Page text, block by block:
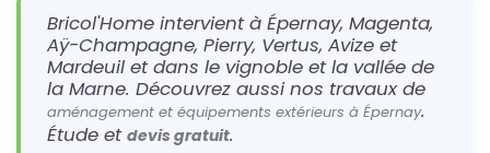
Bricol'Home intervient à Épernay, Magenta,
Aÿ-Champagne, Pierry, Vertus, Avize et
Mardeuil et dans le vignoble et la vallée de
la Marne. Découvrez aussi nos travaux de
aménagement et équipements extérieurs à Épernay.
Étude et devis gratuit.